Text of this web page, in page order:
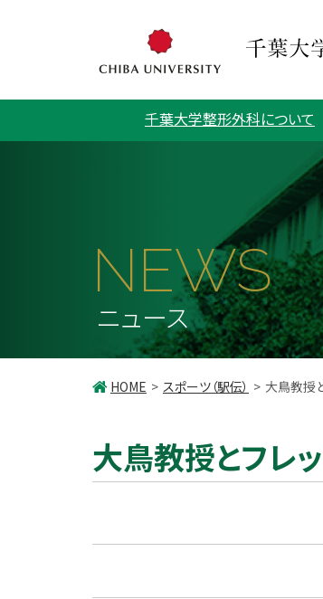
千葉大学整形外科について
NEWS
ニュース
HOME スポーツ（駅伝） 大鳥教授
大鳥教授とフレ